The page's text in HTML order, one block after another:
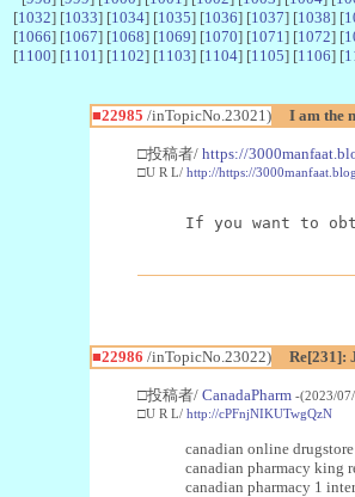
[1032] [1033] [1034] [1035] [1036] [1037] [1038] [
[1066] [1067] [1068] [1069] [1070] [1071 ] [1072] [
[1100] [1101 ] [1102] [1103] [1104] [1105] [1106] [
■22985 /inTopicNo.23021) I am the
□投稿者/ https://
□U R L/ http://https://
If you want to
■22986 /inTopicNo.23022) Re[231]:
□投稿者/ CanadaPharm -(2023/
□U R L/ http://cPFnjNIKUTwgQzN
canadian online
canadian pharmacy king
canadian pharmacy 1